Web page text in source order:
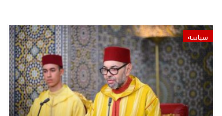
سياسة